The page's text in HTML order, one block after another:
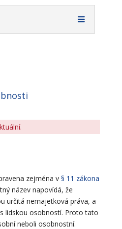
zejména v § 11 zákona
název napovídá, že
určitá nemajetková práva, a
lidskou osobností. Proto tato
neboli osobnostní.